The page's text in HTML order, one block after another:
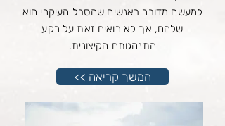
למעשה מדובר באנשים שהסבל העיקרי הוא
שלהם, אך לא רואים זאת על רקע
התנהגותם הקיצונית.
<< המשך קריאה